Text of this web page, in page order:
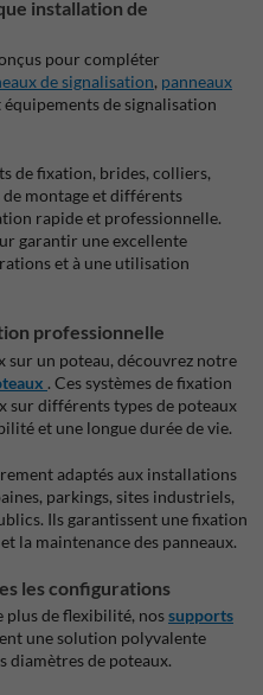
installation de
pour compléter
de signalisation, panneaux
équipements de signalisation
de fixation, brides, colliers,
montage et différents
rapide et professionnelle.
garantir une excellente
et à une utilisation
professionnelle
sur un poteau, découvrez notre
. Ces systèmes de fixation
sur différents types de poteaux
et une longue durée de vie.
adaptés aux installations
parkings, sites industriels,
Ils garantissent une fixation
la maintenance des panneaux.
les configurations
plus de flexibilité, nossupports
une solution polyvalente
diamètres de poteaux.